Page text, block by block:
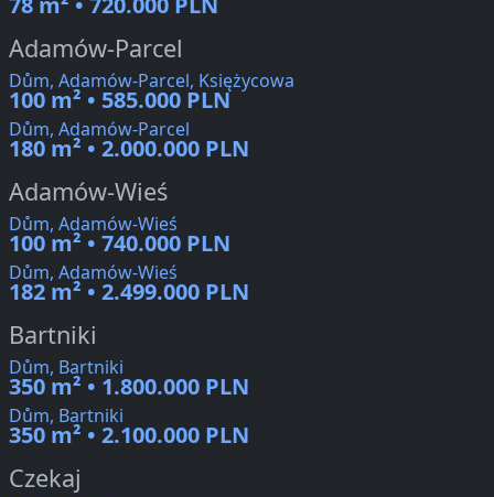
Adamów-Parcel
Dům, Adamów-Parcel, Księżycowa
100 m² • 585.000 PLN
Dům, Adamów-Parcel
180 m² • 2.000.000 PLN
Adamów-Wieś
Dům, Adamów-Wieś
100 m² • 740.000 PLN
Dům, Adamów-Wieś
182 m² • 2.499.000 PLN
Bartniki
Dům, Bartniki
350 m² • 1.800.000 PLN
Dům, Bartniki
350 m² • 2.100.000 PLN
Czekaj